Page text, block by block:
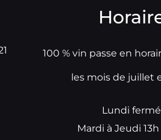
100 % vin passe en
les mois de juillet
Lundi fermé
Mardi à Jeudi 13h